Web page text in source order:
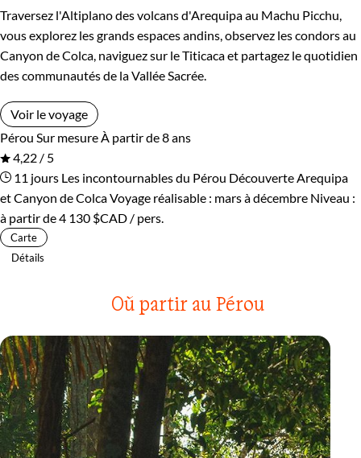
Traversez l'Altiplano des volcans d'Arequipa au Machu Picchu,
vous explorez les grands espaces andins, observez les condors au
Canyon de Colca, naviguez sur le Titicaca et partagez le quotidien
des communautés de la Vallée Sacrée.
Voir le voyage
Pérou Sur mesure À partir de 8 ans
4,22 / 5
11 jours Les incontournables du Pérou Découverte Arequipa
et Canyon de ColcaVoyage réalisable : mars à décembre Niveau :
à partir de4 130 $CAD / pers.
Carte
Détails
Où partir au Pérou